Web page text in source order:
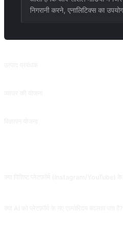
निगरानी करने, एनालिटिक्स का